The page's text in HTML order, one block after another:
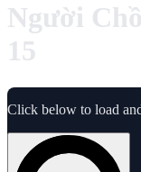
Người
15
Click below to load